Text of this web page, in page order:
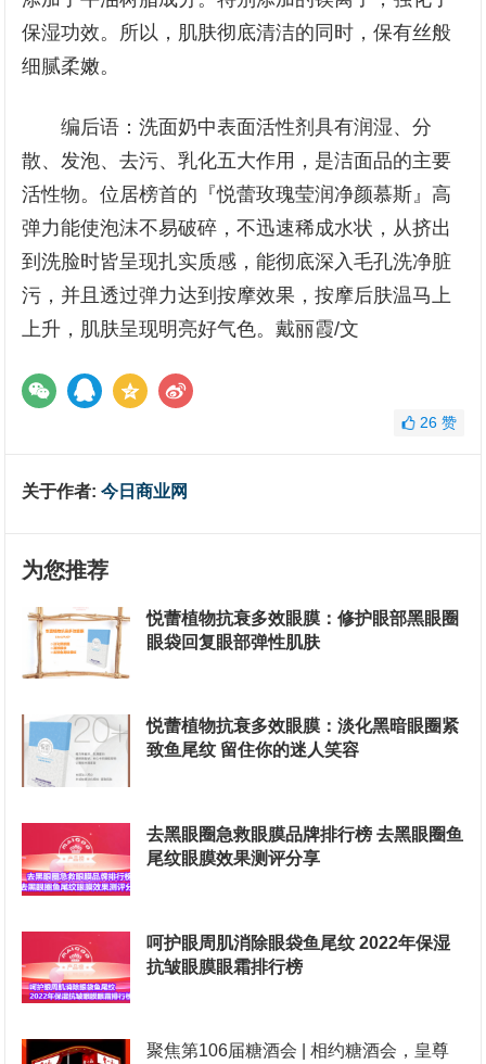
保湿功效。所以，肌肤彻底清洁的同时，保有丝般
细腻柔嫩。
编后语：洗面奶中表面活性剂具有润湿、分
散、发泡、去污、乳化五大作用，是洁面品的主要
活性物。位居榜首的『悦蕾玫瑰莹润净颜慕斯』高
弹力能使泡沫不易破碎，不迅速稀成水状，从挤出
到洗脸时皆呈现扎实质感，能彻底深入毛孔洗净脏
污，并且透过弹力达到按摩效果，按摩后肤温马上
上升，肌肤呈现明亮好气色。戴丽霞/文
26 赞
关于作者:今日商业网
为您推荐
悦蕾植物抗衰多效眼膜：修护眼部黑眼圈
眼袋回复眼部弹性肌肤
悦蕾植物抗衰多效眼膜：淡化黑暗眼圈紧
致鱼尾纹 留住你的迷人笑容
去黑眼圈急救眼膜品牌排行榜 去黑眼圈鱼
尾纹眼膜效果测评分享
呵护眼周肌消除眼袋鱼尾纹 2022年保湿
抗皱眼膜眼霜排行榜
聚焦第106届糖酒会 | 相约糖酒会，皇尊